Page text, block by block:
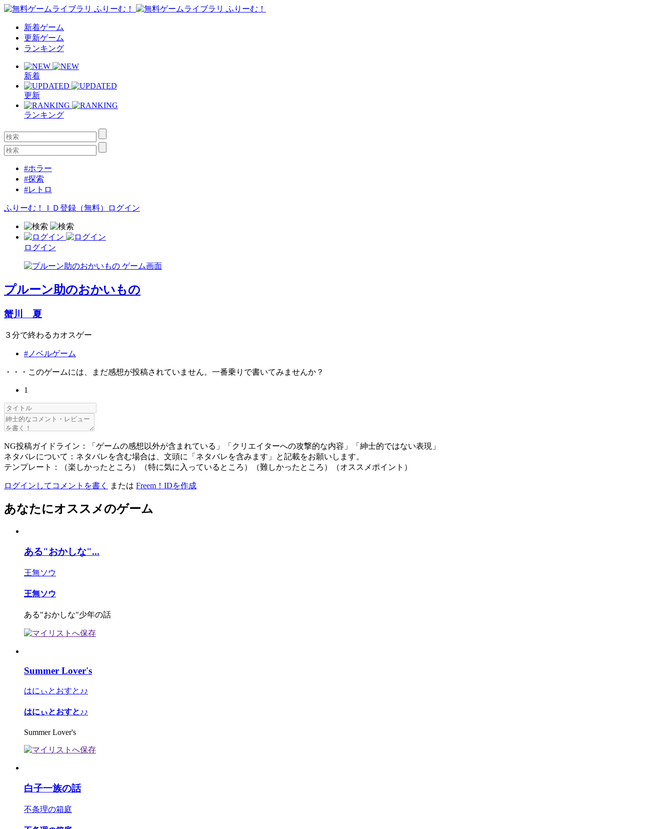
新着ゲーム
更新ゲーム
ランキング
新着
更新
ランキング
#ホラー
#探索
#レトロ
ふりーむ！ＩＤ登録（無料） ログイン
ログイン
プルーン助のおかいもの
蟹川 夏
３分で終わるカオスゲー
#ノベルゲーム
・・・このゲームには、まだ感想が投稿されていません。一番乗りで書いてみませんか？
1
NG投稿ガイドライン：「ゲームの感想以外が含まれている」「クリエイターへの攻撃的な内容」「紳士的ではない表現」
ネタバレについて：ネタバレを含む場合は、文頭に「ネタバレを含みます」と記載をお願いします。
テンプレート：（楽しかったところ）（特に気に入っているところ）（難しかったところ）（オススメポイント）
ログインしてコメントを書く または Freem！IDを作成
あなたにオススメのゲーム
ある"おかしな"...
王無ソウ
王無ソウ
ある"おかしな"少年の話
Summer Lover's
はにぃとおすと♪♪
はにぃとおすと♪♪
Summer Lover's
白子一族の話
不条理の箱庭